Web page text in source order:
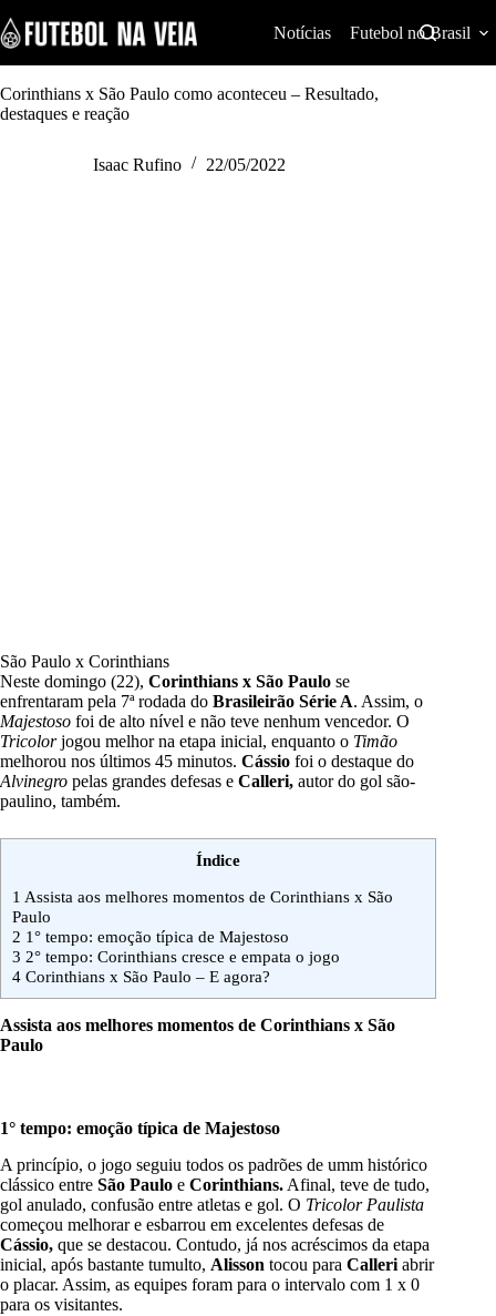
k
i
p
t
o
Notícias Futebol no Brasil
Corinthians x São Paulo como aconteceu – Resultado,
destaques e reação
Isaac Rufino 22/05/2022
São Paulo x Corinthians
Neste domingo (22), Corinthians x São Paulo se
enfrentaram pela 7ª rodada do Brasileirão Série A. Assim, o
Majestoso foi de alto nível e não teve nenhum vencedor. O
Tricolorjogou melhor na etapa inicial, enquanto o Timão
melhorou nos últimos 45 minutos. Cássio foi o destaque do
Alvinegro pelas grandes defesas e Calleri, autor do gol são-
paulino, também.
Índice
1 Assista aos melhores momentos de Corinthians x São
Paulo
2 1° tempo: emoção típica de Majestoso
3 2° tempo: Corinthians cresce e empata o jogo
4 Corinthians x São Paulo – E agora?
Assista aos melhores momentos de Corinthians x São
Paulo
1° tempo: emoção típica de Majestoso
A princípio, o jogo seguiu todos os padrões de umm histórico
clássico entre São Paulo e Corinthians. Afinal, teve de tudo,
gol anulado, confusão entre atletas e gol. O Tricolor Paulista
começou melhorar e esbarrou em excelentes defesas de
Cássio, que se destacou. Contudo, já nos acréscimos da etapa
inicial, após bastante tumulto, Alisson tocou para Calleri abrir
o placar. Assim, as equipes foram para o intervalo com 1 x 0
para os visitantes.